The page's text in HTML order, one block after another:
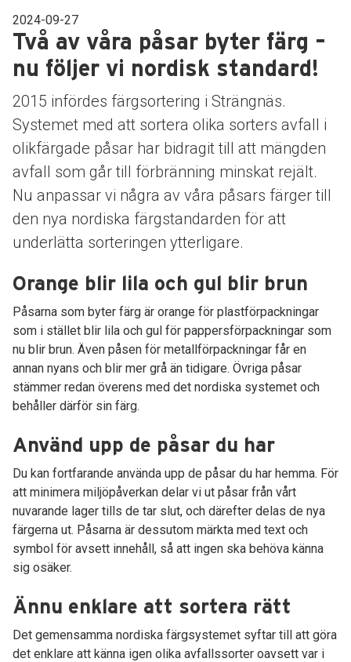
2024-09-27
Två av våra påsar byter färg –
nu följer vi nordisk standard!
2015 infördes färgsortering i Strängnäs.
Systemet med att sortera olika sorters avfall i
olikfärgade påsar har bidragit till att mängden
avfall som går till förbränning minskat rejält.
Nu anpassar vi några av våra påsars färger till
den nya nordiska färgstandarden för att
underlätta sorteringen ytterligare.
Orange blir lila och gul blir brun
Påsarna som byter färg är orange för plastförpackningar
som i stället blir lila och gul för pappersförpackningar som
nu blir brun. Även påsen för metallförpackningar får en
annan nyans och blir mer grå än tidigare. Övriga påsar
stämmer redan överens med det nordiska systemet och
behåller därför sin färg.
Använd upp de påsar du har
Du kan fortfarande använda upp de påsar du har hemma. För
att minimera miljöpåverkan delar vi ut påsar från vårt
nuvarande lager tills de tar slut, och därefter delas de nya
färgerna ut. Påsarna är dessutom märkta med text och
symbol för avsett innehåll, så att ingen ska behöva känna
sig osäker.
Ännu enklare att sortera rätt
Det gemensamma nordiska färgsystemet syftar till att göra
det enklare att känna igen olika avfallssorter oavsett var i